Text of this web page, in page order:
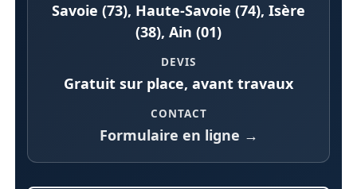
Savoie (73), Haute-Savoie (74), Isère
(38), Ain (01)
DEVIS
Gratuit sur place, avant travaux
CONTACT
Formulaire en ligne →